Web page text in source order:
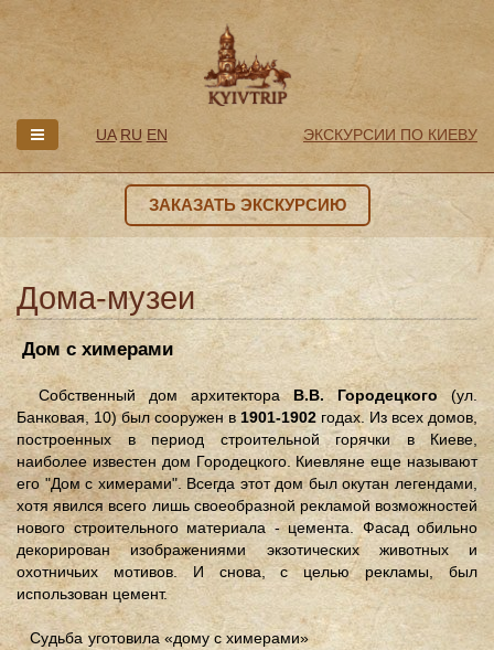
UA RU EN ЭКСКУРСИИ ПО КИЕВУ
ЗАКАЗАТЬ ЭКСКУРСИЮ
Дома-музеи
Дом с химерами
Собственный дом архитектораВ.В. Городецкого(ул.
Банковая, 10) был сооружен в1901-1902 годах. Из всех домов,
построенных в период строительной горячки в Киеве,
наиболее известен дом Городецкого. Киевляне еще называют
его "Дом с химерами". Всегда этот дом был окутан легендами,
хотя явился всего лишь своеобразной рекламой возможностей
нового строительного материала - цемента. Фасад обильно
декорирован изображениями экзотических животных и
охотничьих мотивов. И снова, с целью рекламы, был
использован цемент.
Судьба уготовила «дому с химерами»